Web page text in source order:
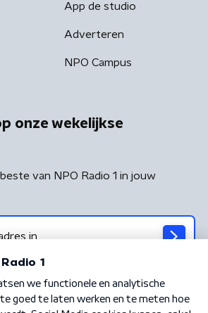
App de studio
Adverteren
NPO Campus
onze wekelijkse
van NPO Radio 1 in jouw